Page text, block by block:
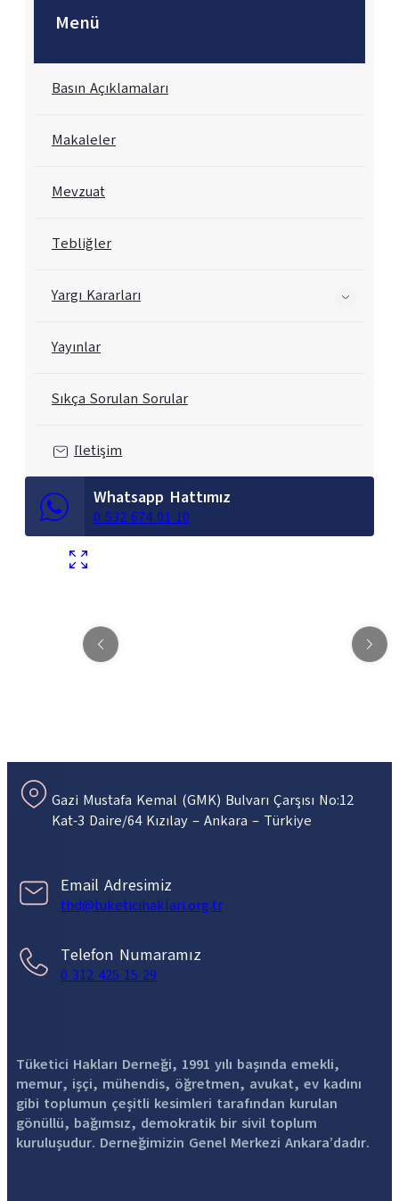
Menü
Basın Açıklamaları
Makaleler
Mevzuat
Tebliğler
Yargı Kararları
Yayınlar
Sıkça Sorulan Sorular
İletişim
Whatsapp Hattımız
0 532 674 01 10
Gazi Mustafa Kemal (GMK) Bulvarı Çarşısı No:12
Kat-3 Daire/64 Kızılay – Ankara – Türkiye
Email Adresimiz
thd@tuketicihaklari.org.tr
Telefon Numaramız
0 312 425 15 29
Tüketici Hakları Derneği, 1991 yılı başında emekli,
memur, işçi, mühendis, öğretmen, avukat, ev kadını
gibi toplumun çeşitli kesimleri tarafından kurulan
gönüllü, bağımsız, demokratik bir sivil toplum
kuruluşudur. Derneğimizin Genel Merkezi Ankara’dadır.